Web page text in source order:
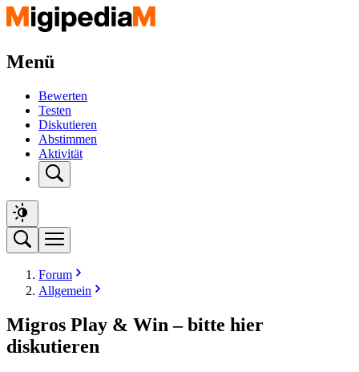
Menü
Bewerten
Testen
Diskutieren
Abstimmen
Aktivität
Forum
Allgemein
Migros Play & Win – bitte hier
diskutieren